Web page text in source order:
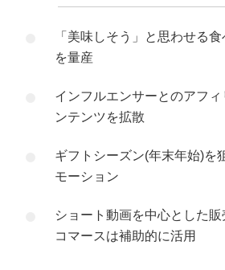
「美味しそう」と思わせる
を量産
インフルエンサーとのアフ
ンテンツを拡散
ギフトシーズン(年末年始)を
モーション
ショート動画を中心とした
コマースは補助的に活用